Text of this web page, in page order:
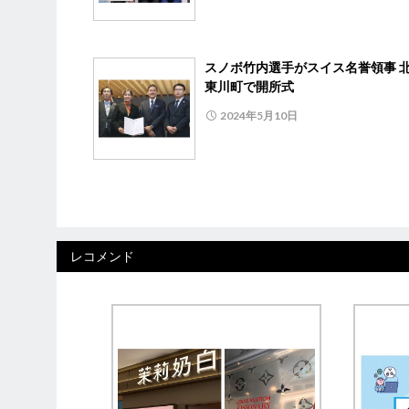
スノボ竹内選手がスイス名誉領事
東川町で開所式
2024年5月10日
レコメンド